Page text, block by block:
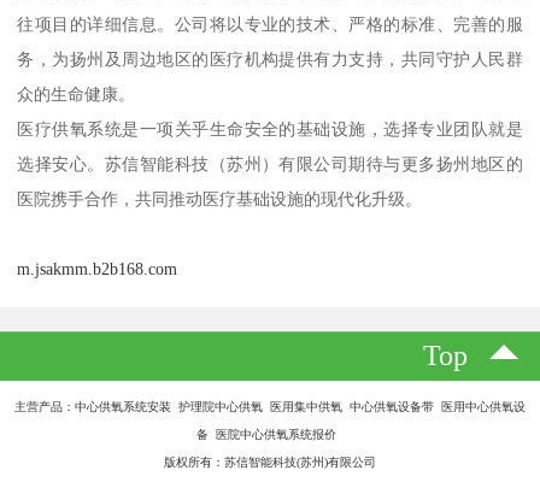
往项目的详细信息。公司将以专业的技术、严格的标准、完善的服
务，为扬州及周边地区的医疗机构提供有力支持，共同守护人民群
众的生命健康。
医疗供氧系统是一项关乎生命安全的基础设施，选择专业团队就是
选择安心。苏信智能科技（苏州）有限公司期待与更多扬州地区的
医院携手合作，共同推动医疗基础设施的现代化升级。
m.jsakmm.b2b168.com
Top
主营产品：中心供氧系统安装 护理院中心供氧 医用集中供氧 中心供氧设备带 医用中心供氧设
备 医院中心供氧系统报价
版权所有：苏信智能科技(苏州)有限公司